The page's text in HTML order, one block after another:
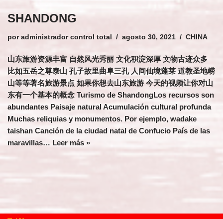
SHANDONG
por administrador control total agosto 30, 2021 CHINA
山东旅游资源丰富 自然风光秀丽 文化积淀深厚 文物古迹众多
比如五岳之尊泰山 孔子故里曲阜三孔 人间仙境蓬莱 道教圣地崂
山等等著名旅游景点 如果你想去山东旅游 今天的视频让你对山
东有一个基本的概念 Turismo de ShandongLos recursos son
abundantes Paisaje natural Acumulación cultural profunda
Muchas reliquias y monumentos. Por ejemplo, wadake
taishan Canción de la ciudad natal de Confucio País de las
maravillas… Leer más »